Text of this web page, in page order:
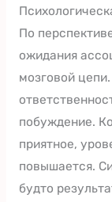
По
ожидания
мозговой
побуждение.
приятное,
повышается.
будто